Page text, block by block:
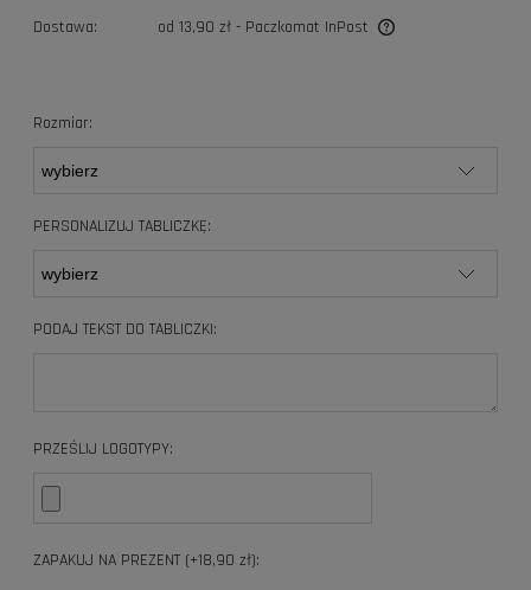
Rozmiar:
PERSONALIZUJ TABLICZKĘ:
PODAJ TEKST DO TABLICZKI:
PRZEŚLIJ LOGOTYPY:
ZAPAKUJ NA PREZENT (+18,90 zł):
Dostawa: od 13,90 zł - Paczkomat InPost